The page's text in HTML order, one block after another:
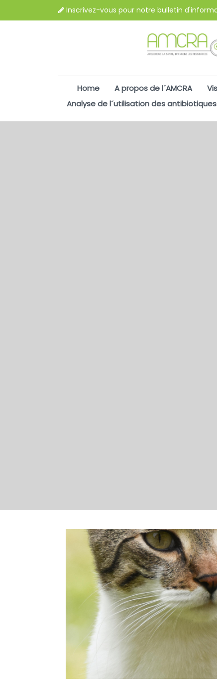
Inscrivez-vous pour notre bulletin
Home A propos de l´AMCRA
Analyse de l´utilisation des antibiotiques